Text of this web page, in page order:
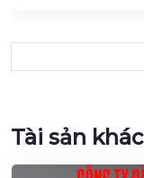
Tài sản khác